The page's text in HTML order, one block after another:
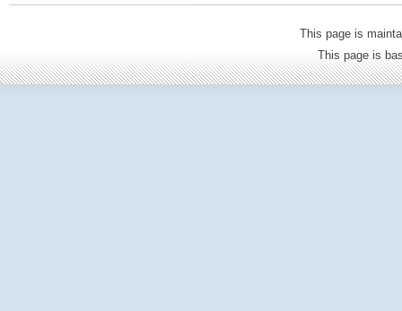
This page is
This page is